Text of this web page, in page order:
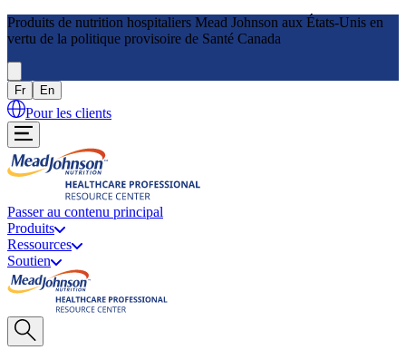
Produits de nutrition hospitaliers Mead Johnson aux États-Unis en
vertu de la politique provisoire de Santé Canada
Fr En
Pour les clients
Passer au contenu principal
Produits
Ressources
Soutien